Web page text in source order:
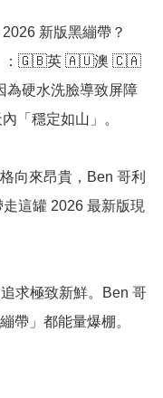
新版黑繃帶？
」：🇬🇧英 🇦🇺澳 🇨🇦
硬水洗臉導致屏障
「穩定如山」。
向來昂貴，Ben 哥利
這罐 2026 最新版現
求極致新鮮。Ben 哥
帶」都能量爆棚。